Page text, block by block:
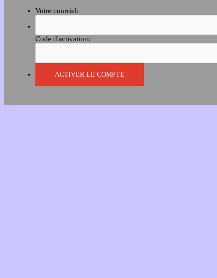
Votre courriel:
Code d'activation: